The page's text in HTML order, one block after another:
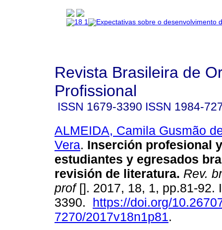
Revista Brasileira de
Profissional
ISSN 1679-3390 ISSN 1984-
ALMEIDA, Camila Gusmão
Vera. Inserción profesional
estudiantes y egresados
revisión de literatura. Rev.
prof[]. 2017, 18, 1, pp.81-92.
3390. https://doi.org/
7270/2017v18n1p81.